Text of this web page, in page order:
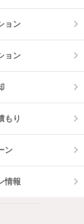
覧に反映
ョン
ョン
もり
ン
情報